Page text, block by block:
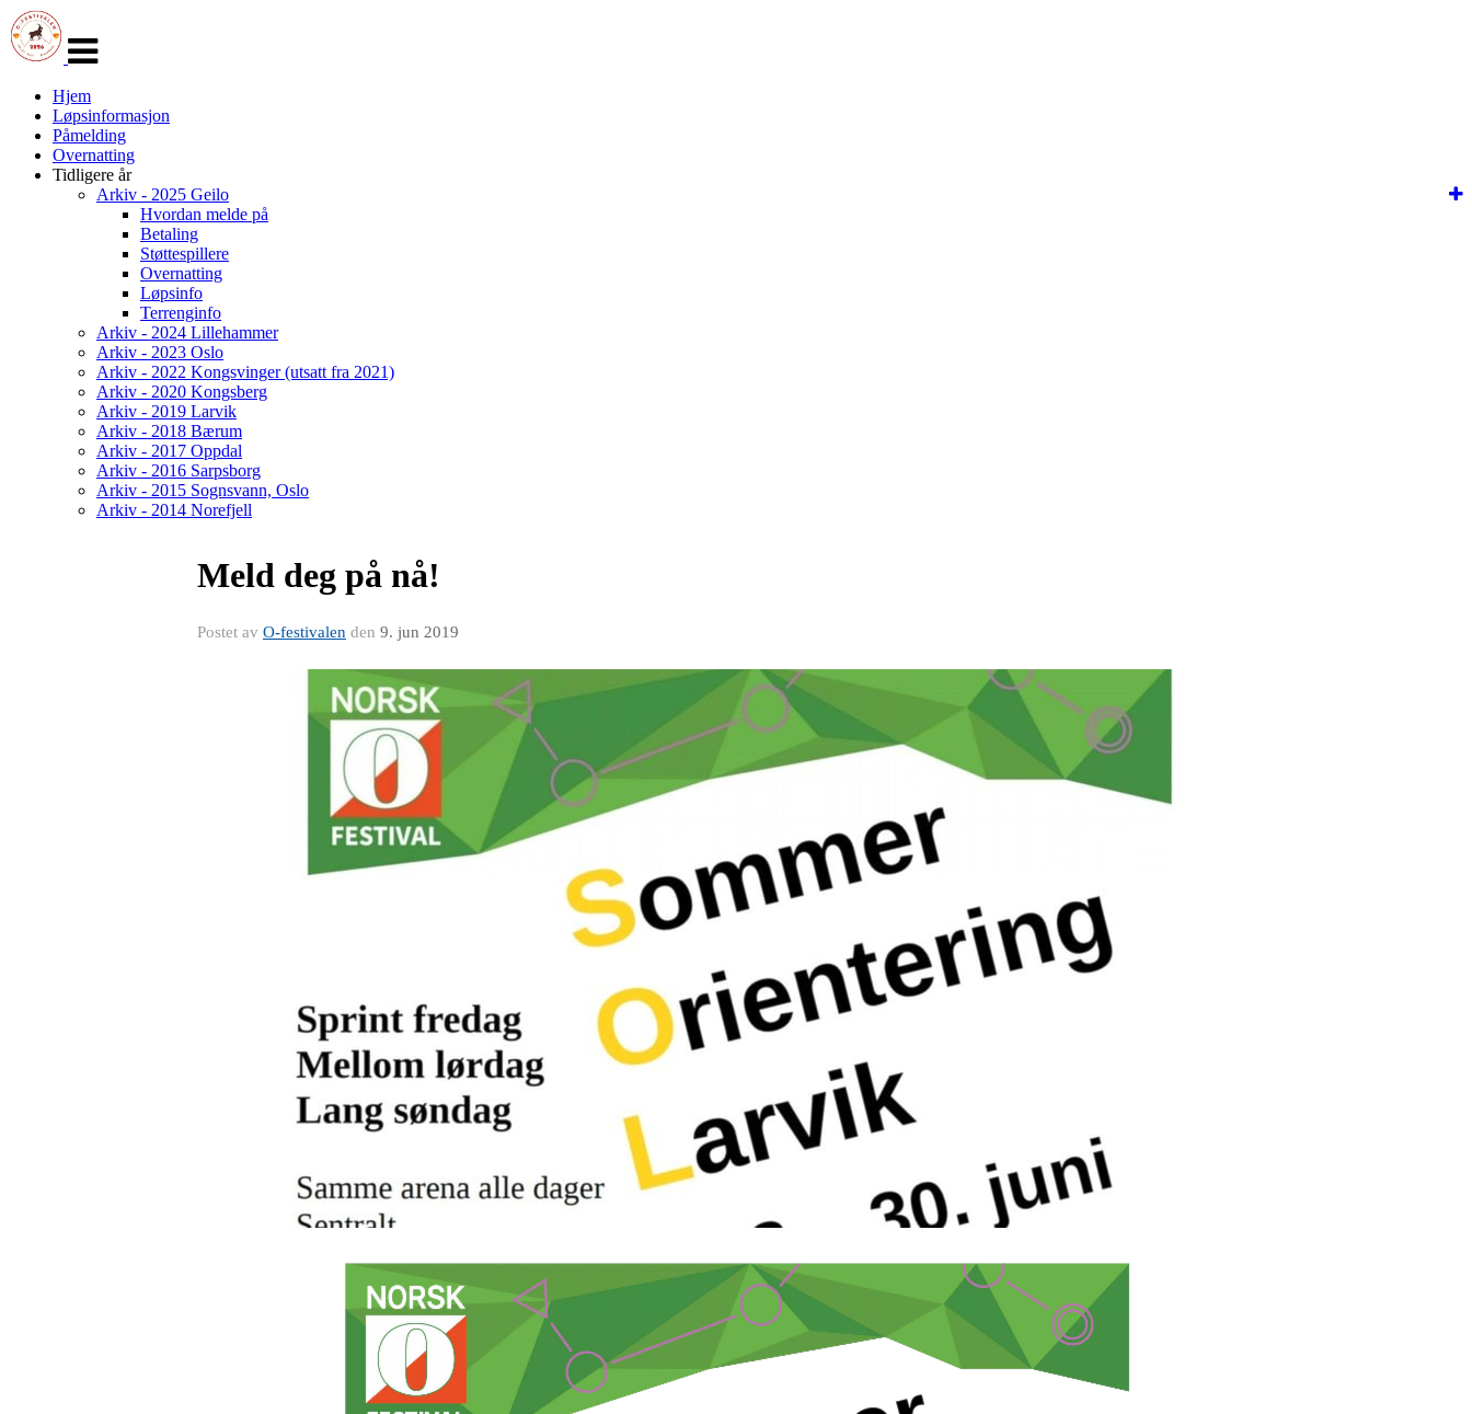
navigasjon
Hjem
Løpsinformasjon
Påmelding
Overnatting
Tidligere år
Arkiv - 2025 Geilo
Hvordan melde på
Betaling
Støttespillere
Overnatting
Løpsinfo
Terrenginfo
Arkiv - 2024 Lillehammer
Arkiv - 2023 Oslo
Arkiv - 2022 Kongsvinger (utsatt fra 2021)
Arkiv - 2020 Kongsberg
Arkiv - 2019 Larvik
Arkiv - 2018 Bærum
Arkiv - 2017 Oppdal
Arkiv - 2016 Sarpsborg
Arkiv - 2015 Sognsvann, Oslo
Arkiv - 2014 Norefjell
Meld deg på nå!
Postet av O-festivalen den 9. jun 2019